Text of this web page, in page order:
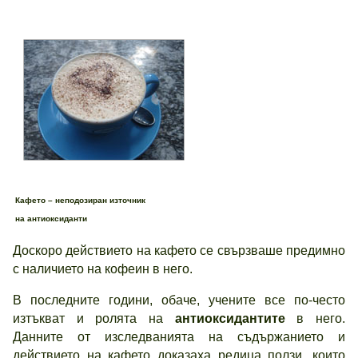
Кафето – неподозиран източник
на антиоксиданти
Доскоро действието на кафето се свързваше предимно
с наличието на кофеин в него.
В последните години, обаче, учените все по-често
изтъкват и ролята на антиоксидантите в него.
Данните от изследванията на съдържанието и
действието на кафето доказаха редица ползи, които